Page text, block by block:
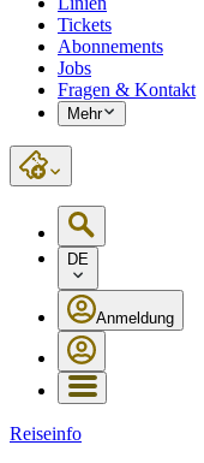
Tickets
Abonnements
Jobs
Fragen & Kontakt
Mehr
DE
Anmeldung
Reiseinfo